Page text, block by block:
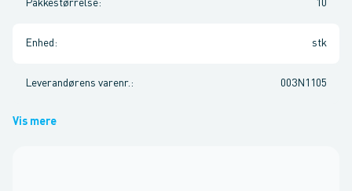
Pakkestørrelse: 10
Enhed : stk
Leverandørens varenr. : 003N1105
Vis mere